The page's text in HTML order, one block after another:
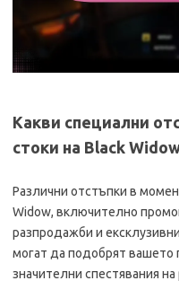
Какви специални
стоки на Black
Различни отстъпки в
Widow, включително
разпродажби и
могат да подобрят вашето
значителни спестявания